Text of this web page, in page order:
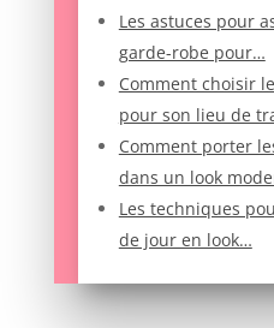
Les astuces pour
garde-robe pour…
Comment choisir
pour son lieu de
Comment porter
dans un look
Les techniques
de jour en look…